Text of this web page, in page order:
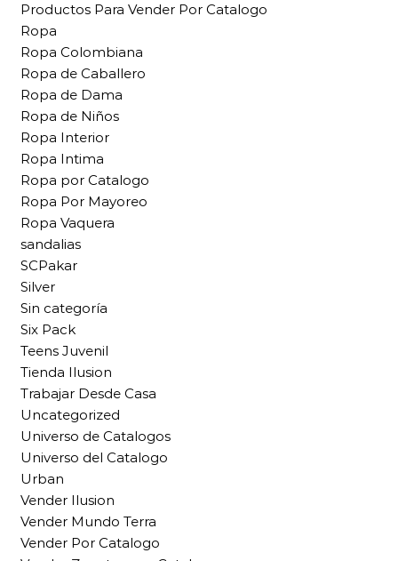
Productos Para Vender Por Catalogo
Ropa
Ropa Colombiana
Ropa de Caballero
Ropa de Dama
Ropa de Niños
Ropa Interior
Ropa Intima
Ropa por Catalogo
Ropa Por Mayoreo
Ropa Vaquera
sandalias
SCPakar
Silver
Sin categoría
Six Pack
Teens Juvenil
Tienda Ilusion
Trabajar Desde Casa
Uncategorized
Universo de Catalogos
Universo del Catalogo
Urban
Vender Ilusion
Vender Mundo Terra
Vender Por Catalogo